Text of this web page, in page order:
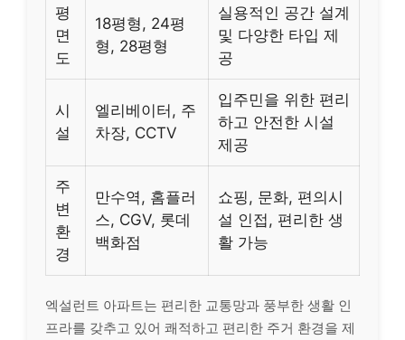
평
면
도
18평형, 24평
형, 28평형
실용적인 공간 설계
및 다양한 타입 제
공
시
설
엘리베이터, 주
차장, CCTV
입주민을 위한 편리
하고 안전한 시설
제공
주
변
환
경
만수역, 홈플러
스, CGV, 롯데
백화점
쇼핑, 문화, 편의시
설 인접, 편리한 생
활 가능
엑설런트 아파트는 편리한 교통망과 풍부한 생활 인
프라를 갖추고 있어 쾌적하고 편리한 주거 환경을 제